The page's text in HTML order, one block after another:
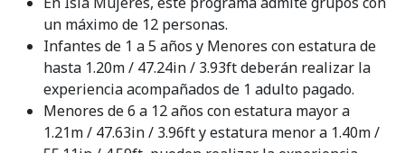
un máximo de 12 personas.
Infantes de 1 a 5 años y Menores con estatura de
hasta 1.20m / 47.24in / 3.93ft deberán realizar la
experiencia acompañados de 1 adulto pagado.
Menores de 6 a 12 años con estatura mayor a
1.21m / 47.63in / 3.96ft y estatura menor a 1.40m /